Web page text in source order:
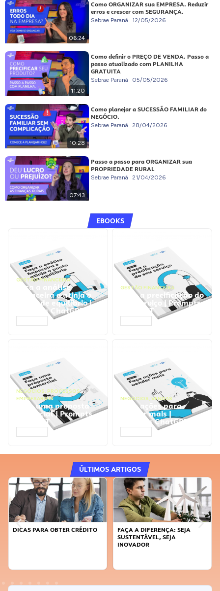
06:24
Como ORGANIZAR sua EMPRESA. Reduzir
erros e crescer com SEGURANÇA.
Sebrae Paraná 12/05/2026
11:20
Como definir o PREÇO DE VENDA. Passo a
passo atualizado com PLANILHA
GRATUITA
Sebrae Paraná 05/05/2026
10:28
Como planejar a SUCESSÃO FAMILIAR do
NEGÓCIO.
Sebrae Paraná 28/04/2026
07:43
Passo a passo para ORGANIZAR sua
PROPRIEDADE RURAL
Sebrae Paraná 21/04/2026
EBOOKS
GESTÃO FINANCEIRA
Faça a análise
financeira e atinja o
ponto de equilíbrio |
Prompts ChatGPT
GESTÃO FINANCEIRA
Faça a precificação do
seu serviço | Prompts
ChatGPT
NEGÓCIOS, PROCESSOS
EMPRESARIAIS
Faça uma proposta
comercial | Prompts
ChatGPT
NEGÓCIOS, VENDAS
Faça ações para
vender mais |
Prompts ChatGPT
ÚLTIMOS ARTIGOS
DICAS PARA OBTER CRÉDITO
FAÇA A DIFERENÇA: SEJA
SUSTENTÁVEL, SEJA
INOVADOR